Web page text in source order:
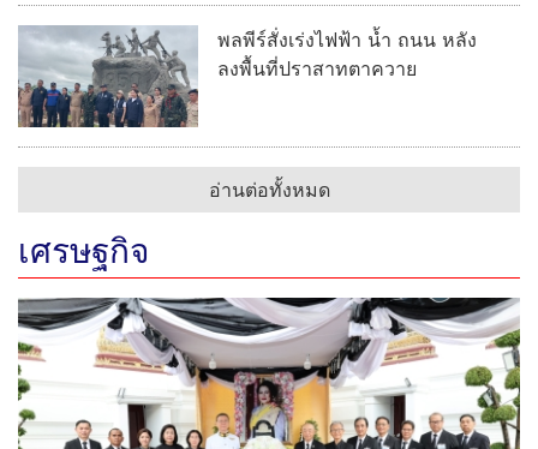
พลพีร์สั่งเร่งไฟฟ้า น้ำ ถนน หลัง
ลงพื้นที่ปราสาทตาควาย
อ่านต่อทั้งหมด
เศรษฐกิจ